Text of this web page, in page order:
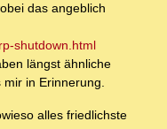
das angeblich
shutdown.html
längst ähnliche
in Erinnerung.
alles friedlichste